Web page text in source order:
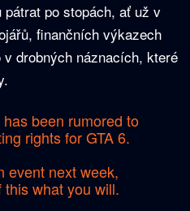
po stopách, ať už v
finančních výkazech
v drobných náznacích, které
been rumored to
rights for GTA 6.
event next week,
what you will.